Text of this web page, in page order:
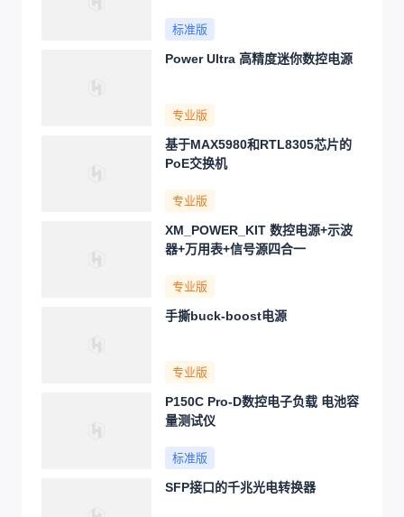
标准版
Power Ultra 高精度迷你数控电源
专业版
基于MAX5980和RTL8305芯片的
PoE交换机
专业版
XM_POWER_KIT 数控电源+示波
器+万用表+信号源四合一
专业版
手撕buck-boost电源
专业版
P150C Pro-D数控电子负载 电池容
量测试仪
标准版
SFP接口的千兆光电转换器